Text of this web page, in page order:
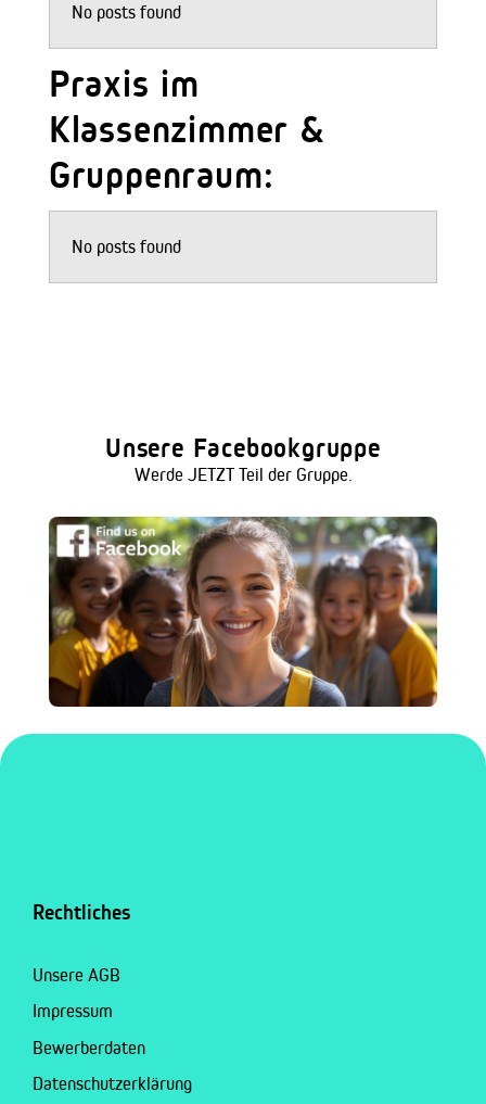
No posts found
Praxis im
Klassenzimmer &
Gruppenraum:
No posts found
Unsere Facebookgruppe
Werde JETZT Teil der Gruppe.
Rechtliches
Unsere AGB
Impressum
Bewerberdaten
Datenschutzerklärung